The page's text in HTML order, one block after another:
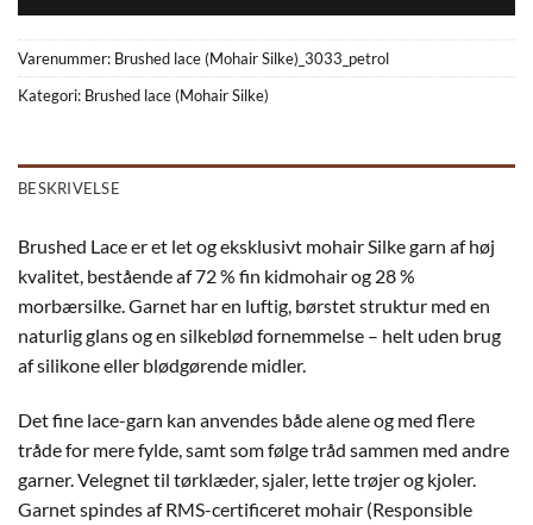
Varenummer: Brushed lace (Mohair Silke)_3033_petrol
Kategori: Brushed lace (Mohair Silke)
BESKRIVELSE
Brushed Lace er et let og eksklusivt mohair Silke garn af høj
kvalitet, bestående af 72 % fin kidmohair og 28 %
morbærsilke. Garnet har en luftig, børstet struktur med en
naturlig glans og en silkeblød fornemmelse – helt uden brug
af silikone eller blødgørende midler.
Det fine lace-garn kan anvendes både alene og med flere
tråde for mere fylde, samt som følge tråd sammen med andre
garner. Velegnet til tørklæder, sjaler, lette trøjer og kjoler.
Garnet spindes af RMS-certificeret mohair (Responsible